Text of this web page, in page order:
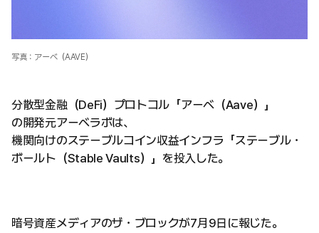
写真：アーベ（AAVE）
分散型金融（DeFi）プロトコル「アーベ（Aave）」
の開発元アーベラボは、
機関向けのステーブルコイン収益インフラ「ステーブル・
ボールト（Stable Vaults）」を投入した。
暗号資産メディアのザ・ブロックが7月9日に報じた。